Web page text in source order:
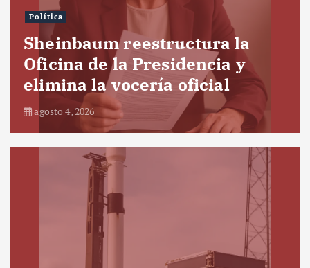
Política
Sheinbaum reestructura la
Oficina de la Presidencia y
elimina la vocería oficial
agosto 4, 2026